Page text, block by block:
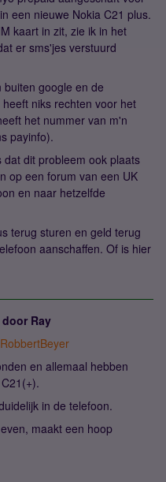
een nieuwe Nokia C21 plus.
kaart in zit, zie ik in het
er sms'jes verstuurd
google en de
niks rechten voor het
het nummer van m'n
payinfo).
dit probleem ook plaats
op een forum van een UK
en naar hetzelfde
terug sturen en geld terug
aanschaffen. Of is hier
door Ray
en allemaal hebben
in de telefoon.
maakt een hoop